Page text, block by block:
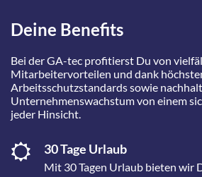
Deine Benefits
Bei der GA-tec profitierst Du von
Mitarbeitervorteilen und dank
Arbeitsschutzstandards sowie
Unternehmenswachstum von einem
jeder Hinsicht.
30 Tage Urlaub
Mit 30 Tagen Urlaub bieten wir